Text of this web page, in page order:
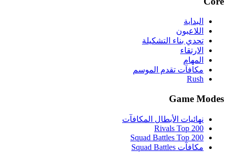
البداية
اللاعبون
تحدي بناء التشكيلة
الارتقاء
المهام
مكافآت تقدم الموسم
Rush
Game Modes
نهائيات الأبطال المكافآت
Rivals Top 200
Squad Battles Top 200
مكافآت Squad Battles